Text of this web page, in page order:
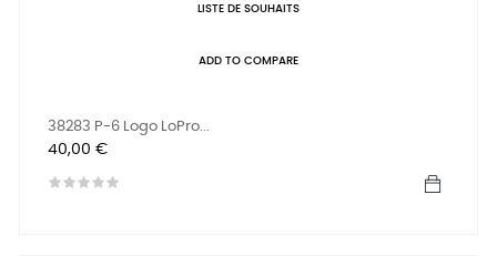
LISTE DE SOUHAITS
ADD TO COMPARE
38283 P-6 Logo LoPro...
Prix
40,00 €